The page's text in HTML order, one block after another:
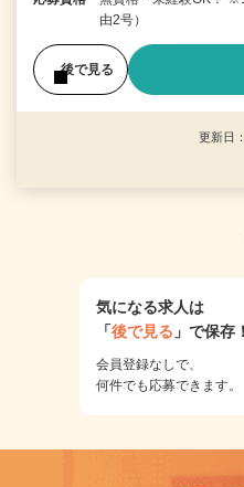
由2号）
後で見る
更新日
気になる求人は
「後で見る 」で保存！
会員登録なしで、
何件でも応募できます。